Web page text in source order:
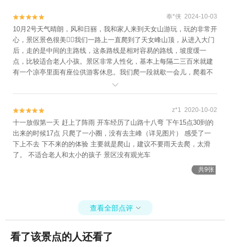

 奉*侠 2024-10-03
10月2号天气晴朗，风和日丽，我和家人来到天女山游玩，玩的非常开
心，景区景色很美👍🏻我们一路上一直爬到了天女峰山顶，从进入大门
后，走的是中间的主路线，这条路线是相对容易的路线，坡度缓一
点，比较适合老人小孩。景区非常人性化，基本上每隔二三百米就建
有一个凉亭里面有座位供游客休息。我们爬一段就歇一会儿，爬着不
是很累，爬到了山顶下方最后一段的石头台阶有点难度，爬起来有点
费劲，需要手脚并用才能爬到山顶，到了山顶，那景色太美了！一览


 z*1 2020-10-02
十一放假第一天 赶上了阵雨 开车经历了山路十八弯 下午15点30到的
出来的时候17点 只爬了一小圈，没有去主峰（详见图片） 感受了一
下上不去 下不来的的体验 主要就是爬山，建议不要雨天去爬，太滑
了。 不适合老人和太小的孩子 景区没有观光车